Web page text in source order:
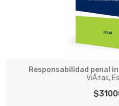
Responsabilidad penal
ViÃ±as,